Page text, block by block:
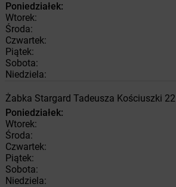
Poniedziałek:
Wtorek:
Środa:
Czwartek:
Piątek:
Sobota:
Niedziela:
Żabka Stargard Tadeusza Kościuszki 22
Poniedziałek:
Wtorek:
Środa:
Czwartek:
Piątek:
Sobota:
Niedziela: